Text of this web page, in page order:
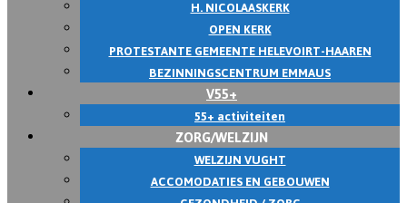
H. NICOLAASKERK
OPEN KERK
PROTESTANTE GEMEENTE HELEVOIRT-HAAREN
BEZINNINGSCENTRUM EMMAUS
V55+
55+ activiteiten
ZORG/WELZIJN
WELZIJN VUGHT
ACCOMODATIES EN GEBOUWEN